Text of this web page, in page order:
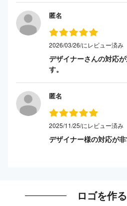
匿名
2026/03/26/にレビュー済み
デザイナーさんの対応
す。
匿名
2025/11/25/にレビュー済み
デザイナー様の対応が
ロゴを作